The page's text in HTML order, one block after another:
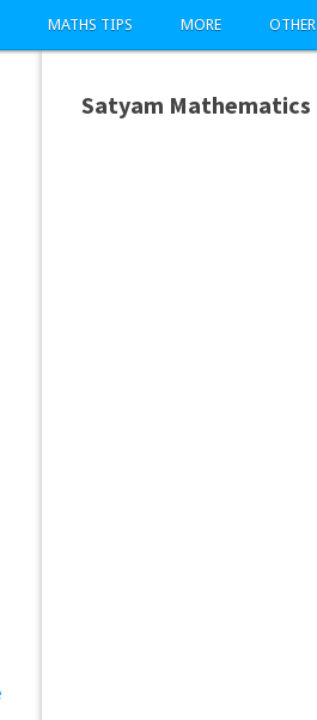
MATHS TIPS MORE OTHER
Satyam Mathematics